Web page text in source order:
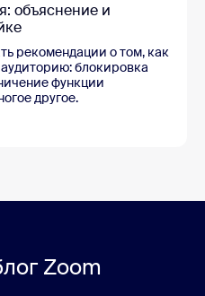
объяснение и
рекомендации о том, как
блокировка
функции
другое.
Zoom